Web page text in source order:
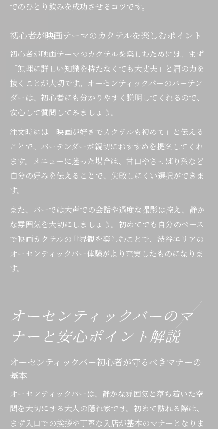
でのひとり飲みを成功させるコツです。
初心者が映画テーマのカクテルを楽しむポイント
初心者が映画テーマのカクテルを楽しむためには、まず
「無理に詳しい知識を持たなくても大丈夫」と肩の力を
抜くことが大切です。オーセンティックバーのバーテン
ダーは、初心者にも分かりやすく説明してくれるので、
安心して質問してみましょう。
注文時には「映画が好きでカクテルも初めて」と伝える
ことで、バーテンダーが親切におすすめを提案してくれ
ます。メニューに迷った場合は、甘口やさっぱり系など
自分の好みを伝えることで、失敗しにくい選択ができま
す。
また、バーでは大声での会話や過度な撮影は控え、静か
な雰囲気を大切にしましょう。初めてでも自分のペース
で映画カクテルの世界観を楽しむことで、渋谷エリアの
オーセンティックバー体験がより充実したものになりま
す。
オーセンティックバーのマ
ナーと安心ポイント解説
オーセンティックバー初心者が守るべきマナーの
基本
オーセンティックバーは、静かな雰囲気と落ち着いた空
間を大切にする大人の隠れ家です。初めて訪れる際は、
まず入口での挨拶や丁寧な入店が基本のマナーとなりま